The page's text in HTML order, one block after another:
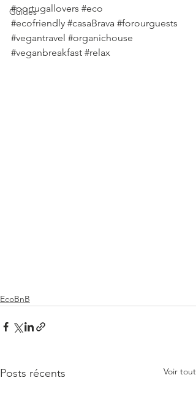
Guides
#portugallovers #eco
#ecofriendly #casaBrava #forourguests
#vegantravel #organichouse
#veganbreakfast #relax
EcoBnB
Posts récents Voir tout